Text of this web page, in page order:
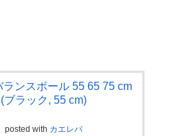
ランスボール 55 65 75 cm
(ブラック, 55 cm)
posted with カエレバ